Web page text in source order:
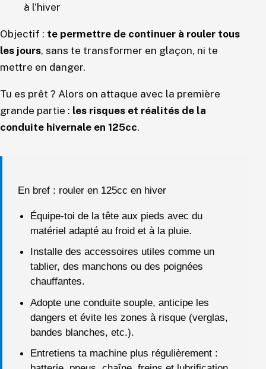
à l’hiver
Objectif : te permettre de continuer à rouler tous
les jours, sans te transformer en glaçon, ni te
mettre en danger.
Tu es prêt ? Alors on attaque avec la première
grande partie : les risques et réalités de la
conduite hivernale en 125cc.
En bref : rouler en 125cc en hiver
Équipe-toi de la tête aux pieds avec du
matériel adapté au froid et à la pluie.
Installe des accessoires utiles comme un
tablier, des manchons ou des poignées
chauffantes.
Adopte une conduite souple, anticipe les
dangers et évite les zones à risque (verglas,
bandes blanches, etc.).
Entretiens ta machine plus régulièrement :